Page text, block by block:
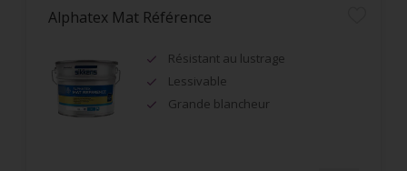
Alphatex Mat Référence
Résistant au lustrage
Lessivable
Grande blancheur